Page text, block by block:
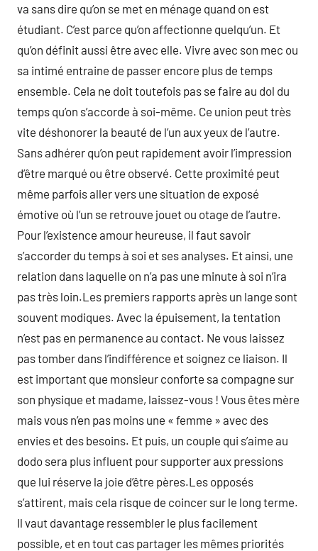
va sans dire qu’on se met en ménage quand on est
étudiant. C’est parce qu’on affectionne quelqu’un. Et
qu’on définit aussi être avec elle. Vivre avec son mec ou
sa intimé entraine de passer encore plus de temps
ensemble. Cela ne doit toutefois pas se faire au dol du
temps qu’on s’accorde à soi-même. Ce union peut très
vite déshonorer la beauté de l’un aux yeux de l’autre.
Sans adhérer qu’on peut rapidement avoir l’impression
d’être marqué ou être observé. Cette proximité peut
même parfois aller vers une situation de exposé
émotive où l’un se retrouve jouet ou otage de l’autre.
Pour l’existence amour heureuse, il faut savoir
s’accorder du temps à soi et ses analyses. Et ainsi, une
relation dans laquelle on n’a pas une minute à soi n’ira
pas très loin.Les premiers rapports après un lange sont
souvent modiques. Avec la épuisement, la tentation
n’est pas en permanence au contact. Ne vous laissez
pas tomber dans l’indifférence et soignez ce liaison. Il
est important que monsieur conforte sa compagne sur
son physique et madame, laissez-vous ! Vous êtes mère
mais vous n’en pas moins une « femme » avec des
envies et des besoins. Et puis, un couple qui s’aime au
dodo sera plus influent pour supporter aux pressions
que lui réserve la joie d’être pères.Les opposés
s’attirent, mais cela risque de coincer sur le long terme.
Il vaut davantage ressembler le plus facilement
possible, et en tout cas partager les mêmes priorités